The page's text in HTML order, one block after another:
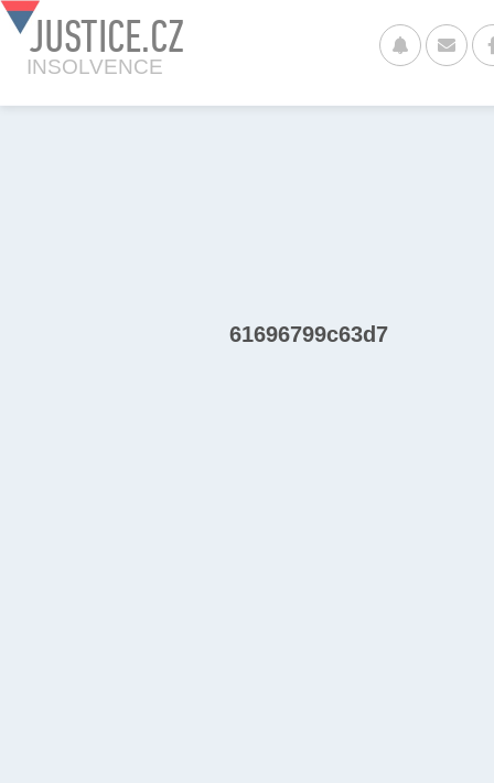
JUSTICE.CZ
INSOLVENCE
61696799c63d7